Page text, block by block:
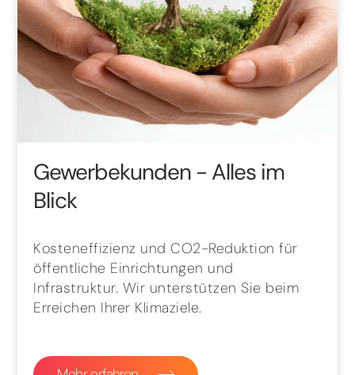
Gewerbekunden - Alles im
Blick
Kosteneffizienz und CO2-Reduktion für
öffentliche Einrichtungen und
Infrastruktur. Wir unterstützen Sie beim
Erreichen Ihrer Klimaziele.